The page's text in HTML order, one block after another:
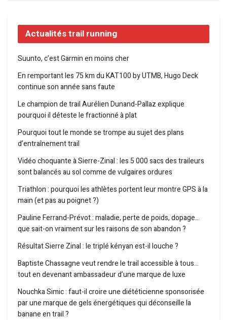
Actualités trail running
Suunto, c’est Garmin en moins cher
En remportant les 75 km du KAT100 by UTMB, Hugo Deck
continue son année sans faute
Le champion de trail Aurélien Dunand-Pallaz explique
pourquoi il déteste le fractionné à plat
Pourquoi tout le monde se trompe au sujet des plans
d’entraînement trail
Vidéo choquante à Sierre-Zinal : les 5 000 sacs des traileurs
sont balancés au sol comme de vulgaires ordures
Triathlon : pourquoi les athlètes portent leur montre GPS à la
main (et pas au poignet ?)
Pauline Ferrand-Prévot : maladie, perte de poids, dopage…
que sait-on vraiment sur les raisons de son abandon ?
Résultat Sierre Zinal : le triplé kényan est-il louche ?
Baptiste Chassagne veut rendre le trail accessible à tous…
tout en devenant ambassadeur d’une marque de luxe
Nouchka Simic : faut-il croire une diététicienne sponsorisée
par une marque de gels énergétiques qui déconseille la
banane en trail ?